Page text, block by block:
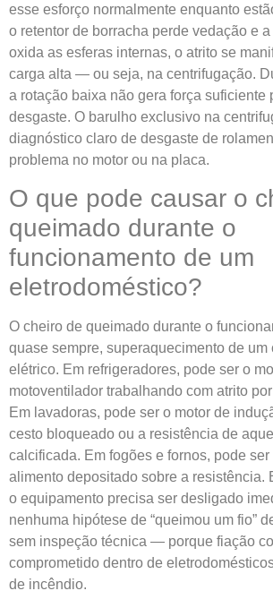
esse esforço normalmente enquanto
o retentor de borracha perde vedação e
oxida as esferas internas, o atrito se
carga alta — ou seja, na centrifugação.
a rotação baixa não gera força suficiente
desgaste. O barulho exclusivo na
diagnóstico claro de desgaste de
problema no motor ou na placa.
O que pode causar o
queimado durante o
funcionamento de um
eletrodoméstico?
O cheiro de queimado durante o
quase sempre, superaquecimento de um
elétrico. Em refrigeradores, pode ser o
motoventilador trabalhando com atrito
Em lavadoras, pode ser o motor de
cesto bloqueado ou a resistência de
calcificada. Em fogões e fornos, pode ser
alimento depositado sobre a resistência.
o equipamento precisa ser desligado
nenhuma hipótese de “queimou um fio”
sem inspeção técnica — porque fiação
comprometido dentro de
de incêndio.